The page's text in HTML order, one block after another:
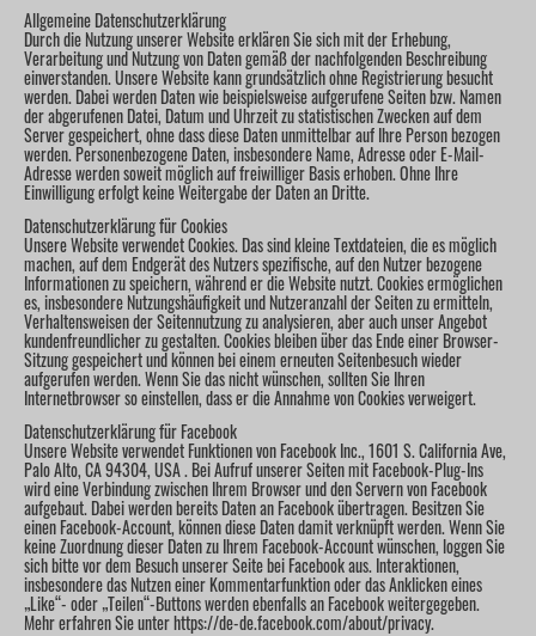
Allgemeine Datenschutzerklärung
Durch die Nutzung unserer Website erklären Sie sich mit der Erhebung,
Verarbeitung und Nutzung von Daten gemäß der nachfolgenden Beschreibung
einverstanden. Unsere Website kann grundsätzlich ohne Registrierung besucht
werden. Dabei werden Daten wie beispielsweise aufgerufene Seiten bzw. Namen
der abgerufenen Datei, Datum und Uhrzeit zu statistischen Zwecken auf dem
Server gespeichert, ohne dass diese Daten unmittelbar auf Ihre Person bezogen
werden. Personenbezogene Daten, insbesondere Name, Adresse oder E-Mail-
Adresse werden soweit möglich auf freiwilliger Basis erhoben. Ohne Ihre
Einwilligung erfolgt keine Weitergabe der Daten an Dritte.
Datenschutzerklärung für Cookies
Unsere Website verwendet Cookies. Das sind kleine Textdateien, die es möglich
machen, auf dem Endgerät des Nutzers spezifische, auf den Nutzer bezogene
Informationen zu speichern, während er die Website nutzt. Cookies ermöglichen
es, insbesondere Nutzungshäufigkeit und Nutzeranzahl der Seiten zu ermitteln,
Verhaltensweisen der Seitennutzung zu analysieren, aber auch unser Angebot
kundenfreundlicher zu gestalten. Cookies bleiben über das Ende einer Browser-
Sitzung gespeichert und können bei einem erneuten Seitenbesuch wieder
aufgerufen werden. Wenn Sie das nicht wünschen, sollten Sie Ihren
Internetbrowser so einstellen, dass er die Annahme von Cookies verweigert.
Datenschutzerklärung für Facebook
Unsere Website verwendet Funktionen von Facebook Inc., 1601 S. California Ave,
Palo Alto, CA 94304, USA . Bei Aufruf unserer Seiten mit Facebook-Plug-Ins
wird eine Verbindung zwischen Ihrem Browser und den Servern von Facebook
aufgebaut. Dabei werden bereits Daten an Facebook übertragen. Besitzen Sie
einen Facebook-Account, können diese Daten damit verknüpft werden. Wenn Sie
keine Zuordnung dieser Daten zu Ihrem Facebook-Account wünschen, loggen Sie
sich bitte vor dem Besuch unserer Seite bei Facebook aus. Interaktionen,
insbesondere das Nutzen einer Kommentarfunktion oder das Anklicken eines
„Like“- oder „Teilen“-Buttons werden ebenfalls an Facebook weitergegeben.
Mehr erfahren Sie unter https://de-de.facebook.com/about/privacy.